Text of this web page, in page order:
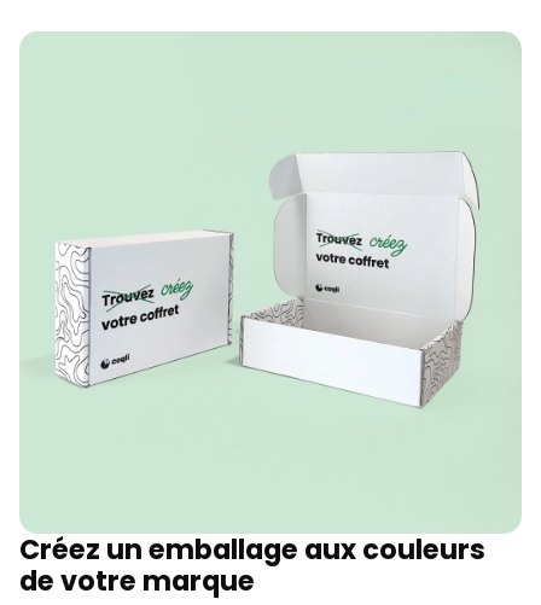
Créez un emballage aux couleurs
de votre marque